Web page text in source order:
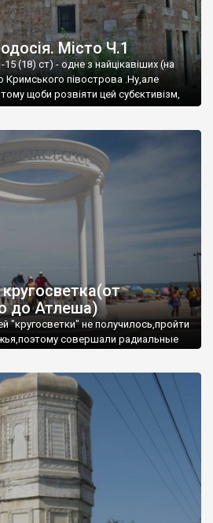
Місто Ч.1
(18) ст) - одне з найцікавіших (на
Кримського півострова .Ну,але
щоби розвіяти цей субєктивізм,
до Атлеша)
"кругосветки" не получилось,пройти
совершали радиальные